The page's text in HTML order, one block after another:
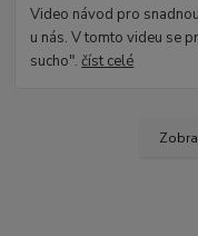
Video návod pro
u nás. V tomto videu se
sucho".číst celé